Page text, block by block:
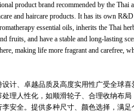
product brand recommended by the Thai
and haircare products. It has its own
essential oils, inherits the Thai
fruits, and have a stable and long-lasting
making life more fragrant and carefree,
计、卓越品质及高度实用性广受全球
理人性化，如顺滑轮子、合理收纳布
安全。提供多种尺寸、颜色选择，满足